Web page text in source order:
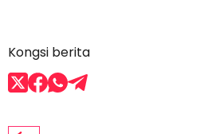
Kongsi berita